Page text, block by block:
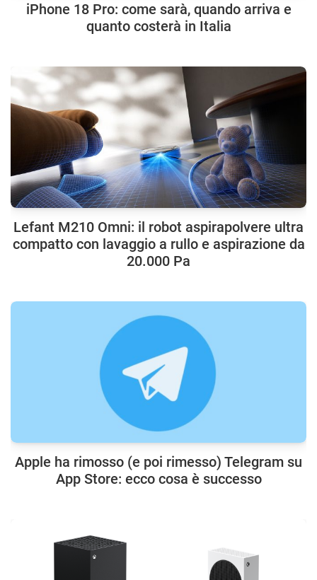
iPhone 18 Pro: come sarà, quando arriva e
quanto costerà in Italia
Lefant M210 Omni: il robot aspirapolvere ultra
compatto con lavaggio a rullo e aspirazione da
20.000 Pa
Apple ha rimosso (e poi rimesso) Telegram su
App Store: ecco cosa è successo